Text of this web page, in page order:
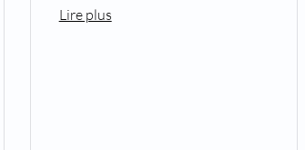
Lire plus